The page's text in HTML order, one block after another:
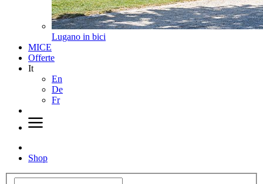
Lugano in bici
MICE
Offerte
It
En
De
Fr
Shop